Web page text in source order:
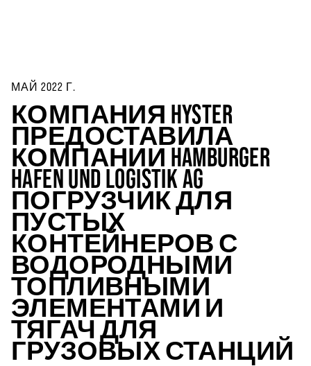
МАЙ 2022 Г.
КОМПАНИЯ HYSTER
ПРЕДОСТАВИЛА
КОМПАНИИ HAMBURGER
HAFEN UND LOGISTIK AG
ПОГРУЗЧИК ДЛЯ
ПУСТЫХ
КОНТЕЙНЕРОВ С
ВОДОРОДНЫМИ
ТОПЛИВНЫМИ
ЭЛЕМЕНТАМИ И
ТЯГАЧ ДЛЯ
ГРУЗОВЫХ СТАНЦИЙ